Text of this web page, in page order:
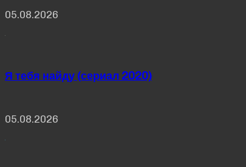
05.08.2026
Я тебя найду (сериал 2020)
05.08.2026